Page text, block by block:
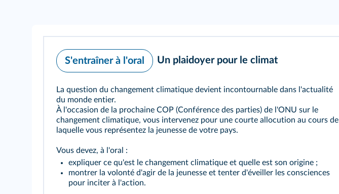
S'entraîner à l'oral Un plaidoyer pour le climat
La question du changement climatique devient incontournable dans l'actualité
du monde entier.
À l'occasion de la prochaine COP (Conférence des parties) de l'ONU sur le
changement climatique, vous intervenez pour une courte allocution au cours de
laquelle vous représentez la jeunesse de votre pays.
Vous devez, à l'oral :
expliquer ce qu'est le changement climatique et quelle est son origine ;
montrer la volonté d'agir de la jeunesse et tenter d'éveiller les consciences
pour inciter à l'action.